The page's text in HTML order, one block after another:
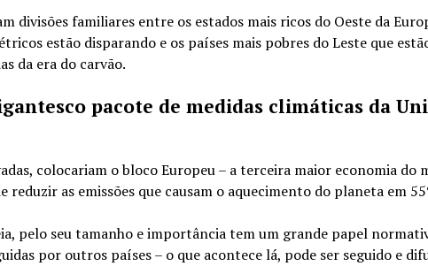
divisões familiares entre os estados mais ricos do Oeste da
estão disparando e os países mais pobres do Leste que
da era do carvão.
pacote de medidas climáticas da
colocariam o bloco Europeu – a terceira maior economia
reduzir as emissões que causam o aquecimento do planeta em
pelo seu tamanho e importância tem um grande papel
por outros países – o que acontece lá, pode ser seguido e